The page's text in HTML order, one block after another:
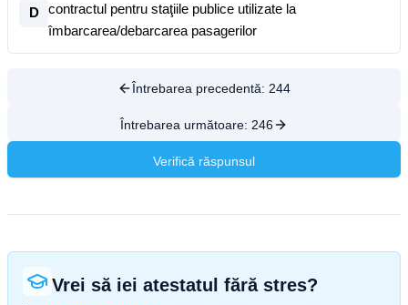
D
contractul pentru staţiile publice utilizate la
îmbarcarea/debarcarea pasagerilor
Întrebarea precedentă: 244
Întrebarea următoare: 246
Verifică răspunsul
Vrei să iei atestatul fără stres?